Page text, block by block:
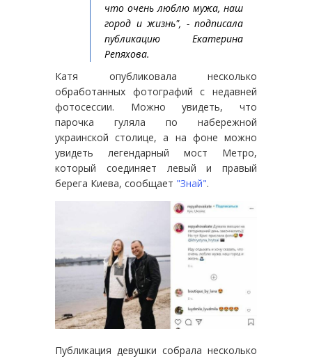
что очень люблю мужа, наш
город и жизнь", - подписала
публикацию Екатерина
Репяхова.
Катя опубликовала несколько
обработанных фотографий с недавней
фотосессии. Можно увидеть, что
парочка гуляла по набережной
украинской столице, а на фоне можно
увидеть легендарный мост Метро,
который соединяет левый и правый
берега Киева, сообщает "Знай".
Публикация девушки собрала несколько